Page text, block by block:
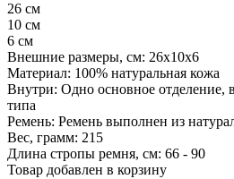
26 см
10 см
6 см
Внешние размеры, см: 26х10х6
Материал: 100% натуральная кожа
Внутри: Одно основное отделение,
типа
Ремень: Ремень выполнен из
Вес, грамм: 215
Длина стропы ремня, см: 66 - 90
Товар добавлен в корзину